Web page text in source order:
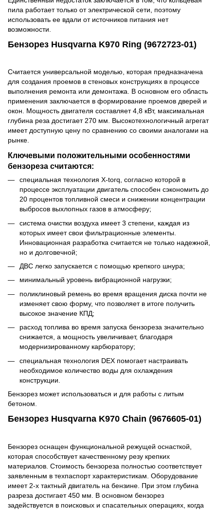
пила работает только от электрической сети, поэтому
использовать ее вдали от источников питания нет
возможности.
Бензорез Husqvarna K970 Ring (9672723-01)
Считается универсальной моделью, которая предназначена
для создания проемов в стеновых конструкциях в процессе
выполнения ремонта или демонтажа. В основном его область
применения заключается в формирование проемов дверей и
окон. Мощность двигателя составляет 4,8 кВт, максимальная
глубина реза достигает 270 мм. Высокотехнологичный агрегат
имеет доступную цену по сравнению со своими аналогами на
рынке.
Ключевыми положительными особенностями
бензореза считаются:
специальная технология X-torq, согласно которой в
процессе эксплуатации двигатель способен сэкономить до
20 процентов топливной смеси и снижении концентрации
выбросов выхлопных газов в атмосферу;
система очистки воздуха имеет 3 степени, каждая из
которых имеет свои фильтрационные элементы.
Инновационная разработка считается не только надежной,
но и долговечной;
ДВС легко запускается с помощью крепкого шнура;
минимальный уровень вибрационной нагрузки;
поликлиновый ремень во время вращения диска почти не
изменяет свою форму, что позволяет в итоге получить
высокое значение КПД;
расход топлива во время запуска бензореза значительно
снижается, а мощность увеличивает, благодаря
модернизированному карбюратору;
специальная технология DEX помогает настраивать
необходимое количество воды для охлаждения
конструкции.
Бензорез может использоваться и для работы с литым
бетоном.
Бензорез Husqvarna K970 Chain (9676605-01)
Бензорез оснащен функциональной режущей оснасткой,
которая способствует качественному резу крепких
материалов. Стоимость бензореза полностью соответствует
заявленным в техпаспорт характеристикам. Оборудование
имеет 2-х тактный двигатель на бензине. При этом глубина
разреза достигает 450 мм. В основном бензорез
задействуется в поисковых и спасательных операциях, когда